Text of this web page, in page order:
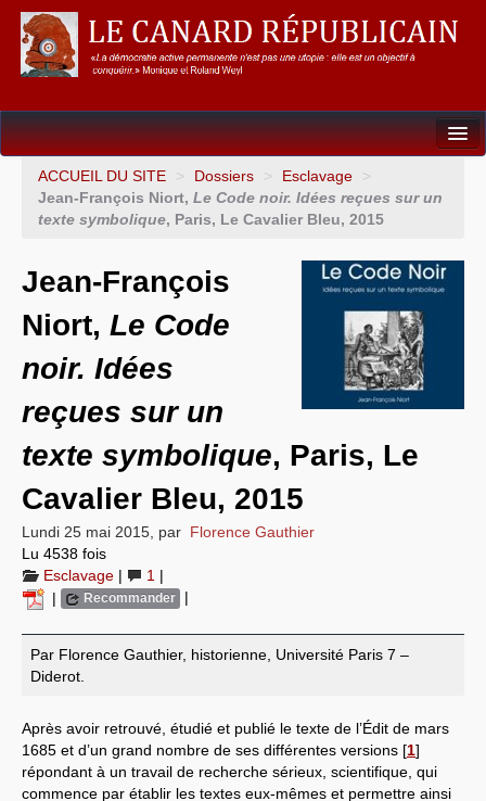
Dossiers
L’Union européenne
Un éléphant, ça trompe énormément !
Gouvernance mondiale & mondialisation
Résistances
L’Empire américain
Systèmes & société sous contrôle
Nouvelles de l’antirépublique
Crises "Covid-19 & H1N1"
Guerre en Ukraine
ACCUEIL DU SITE > Dossiers > Esclavage
>
Jean-François Niort, Le Code noir. Idées reçues sur un
texte symbolique, Paris, Le Cavalier Bleu, 2015
Jean-François
Niort, Le Code
noir. Idées
reçues sur un
texte symbolique, Paris, Le
Cavalier Bleu, 2015
Lundi 25 mai 2015 par Florence Gauthier
Lu 4538 fois
Esclavage | 1 |
|
Recommander |
Par Florence Gauthier, historienne, Université Paris 7 –
Diderot.
Après avoir retrouvé, étudié et publié le texte de l’Édit de mars
1685 et d’un grand nombre de ses différentes versions [1]
répondant à un travail de recherche sérieux, scientifique, qui
commence par établir les textes eux-mêmes et permettre ainsi